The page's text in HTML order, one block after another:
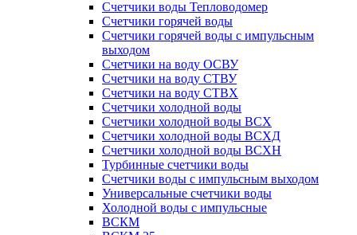
Счетчики воды Тепловодомер
Счетчики горячей воды
Счетчики горячей воды с импульсным
выходом
Счетчики на воду ОСВУ
Счетчики на воду СТВУ
Счетчики на воду СТВХ
Счетчики холодной воды
Счетчики холодной воды ВСХ
Счетчики холодной воды ВСХД
Счетчики холодной воды ВСХН
Турбинные счетчики воды
Счетчики воды с импульсным выходом
Универсальные счетчики воды
Холодной воды с импульсные
ВСКМ